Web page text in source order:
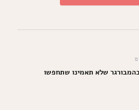
בהמבורגר שלא תאמינו שתחפשו